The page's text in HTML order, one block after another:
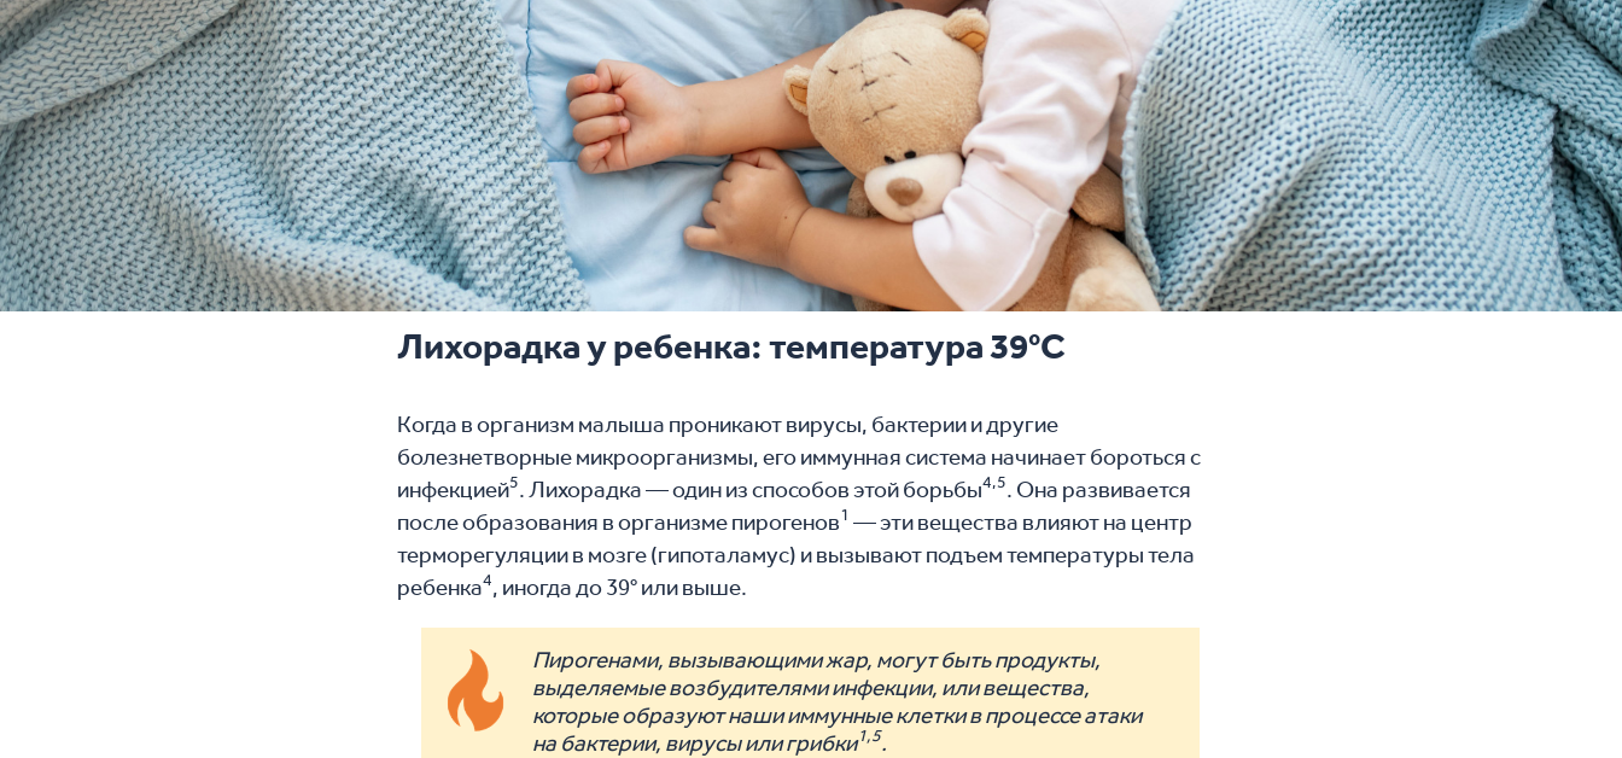
Лихорадка у ребенка: температура 39°С
Когда в организм малыша проникают вирусы, бактерии и другие
болезнетворные микроорганизмы, его иммунная система начинает бороться с
инфекцией5. Лихорадка — один из способов этой борьбы4,5. Она развивается
после образования в организме пирогенов1 — эти вещества влияют на центр
терморегуляции в мозге (гипоталамус) и вызывают подъем температуры тела
ребенка4, иногда до 39° или выше.
Пирогенами, вызывающими жар, могут быть продукты,
выделяемые возбудителями инфекции, или вещества,
которые образуют наши иммунные клетки в процессе атаки
на бактерии, вирусы или грибки1,5.